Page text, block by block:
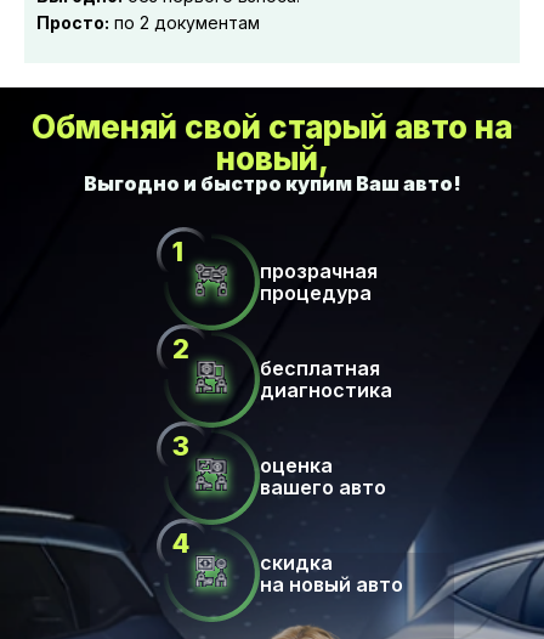
Просто: по 2 документам
Обменяй свой старый авто на
новый,
прозрачная
процедура
бесплатная
диагностика
оценка
вашего авто
скидка
на новый авто